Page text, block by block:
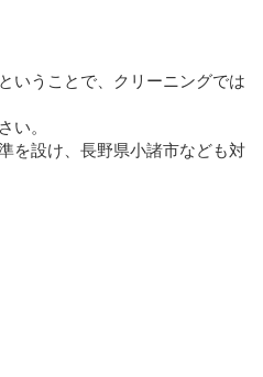
いうことで、クリーニングでは
い。
を設け、長野県小諸市なども対